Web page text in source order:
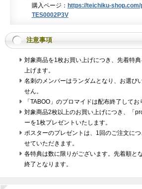
購入ページ： https://teichiku-
TES0002P3V
注意事項
対象商品を1枚お買い上げにつき、先着特
上げます。
名刺のメンバーはランダムとなり、お選び
せん。
「TABOO」のブロマイドは配布終了してお
対象商品2枚以上のお買い上げにつき、「
ーを1枚プレゼントいたします。
ポスターのプレゼントは、1回のご注文に
せていただきます。
各特典は数に限りがございます。先着順と
終了となります。